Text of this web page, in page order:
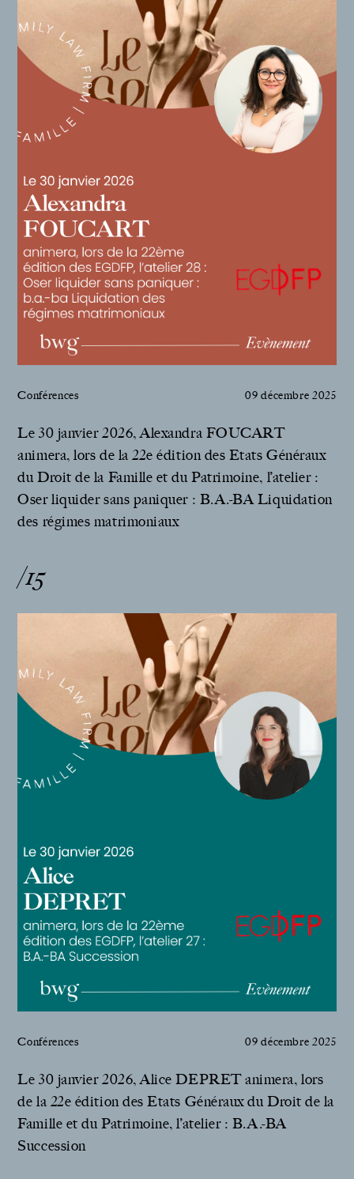
Conférences 09 décembre 2025
Le 30 janvier 2026, Alexandra FOUCART
animera, lors de la 22e édition des Etats Généraux
du Droit de la Famille et du Patrimoine, l’atelier :
Oser liquider sans paniquer : B.A.-BA Liquidation
des régimes matrimoniaux
/15
Conférences 09 décembre 2025
Le 30 janvier 2026, Alice DEPRET animera, lors
de la 22e édition des Etats Généraux du Droit de la
Famille et du Patrimoine, l’atelier : B.A.-BA
Succession